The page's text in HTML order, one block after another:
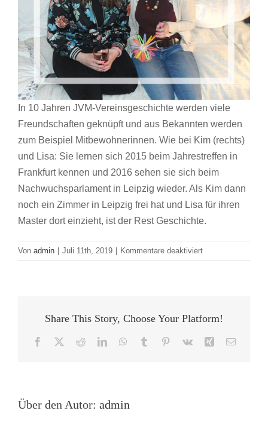
In 10 Jahren JVM-Vereinsgeschichte werden viele
Freundschaften geknüpft und aus Bekannten werden
zum Beispiel Mitbewohnerinnen. Wie bei Kim (rechts)
und Lisa: Sie lernen sich 2015 beim Jahrestreffen in
Frankfurt kennen und 2016 sehen sie sich beim
Nachwuchsparlament in Leipzig wieder. Als Kim dann
noch ein Zimmer in Leipzig frei hat und Lisa für ihren
Master dort einzieht, ist der Rest Geschichte.
Von admin | Juli 11th, 2019 | Kommentare deaktiviertfür
JVM-
Share This Story, Choose Your Platform!
Facebook RedditLinkedInWhatsApp
Tumblr Pinterest
Vk Xing E-
Über den Autor: admin